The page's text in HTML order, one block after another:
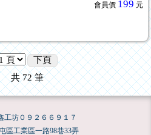
會員價 199 元
下頁
共72筆
工坊０９２６６９１７
區工業區一路98巷33弄